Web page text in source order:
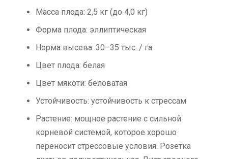
Масса плода: 2,5 кг (до 4,0 кг)
Форма плода: эллиптическая
Норма высева: 30–35 тыс. / га
Цвет плода: белая
Цвет мякоти: беловатая
Устойчивость: устойчивость к стрессам
Растение: мощное растение с сильной
корневой системой, которое хорошо
переносит стрессовые условия. Розетка